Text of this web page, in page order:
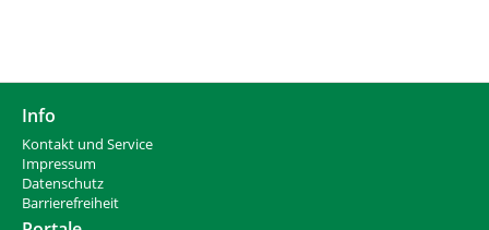
Info
Kontakt und Service
Impressum
Datenschutz
Barrierefreiheit